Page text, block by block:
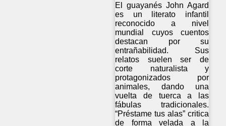
El guayanés John Agard
es un literato infantil
reconocido a nivel
mundial cuyos cuentos
destacan por su
entrañabilidad. Sus
relatos suelen ser de
corte naturalista y
protagonizados por
animales, dando una
vuelta de tuerca a las
fábulas tradicionales.
“Préstame tus alas” critica
de forma velada a la